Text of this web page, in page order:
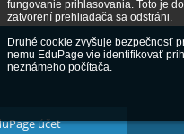
fungovanie prihlasovania. Toto je
zatvorení prehliadača sa odstráni.
Druhé cookie zvyšuje bezpečnosť
nemu EduPage vie identifikovať
neznámeho počítača.
účet